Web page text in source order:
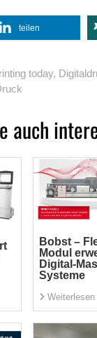
teilen
today,
auch
Bobst –
Modul
Digital-
Systeme
Weiterlesen